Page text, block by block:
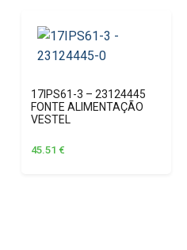
17IPS61-3 – 23124445
FONTE ALIMENTAÇÃO
VESTEL
45.51 €